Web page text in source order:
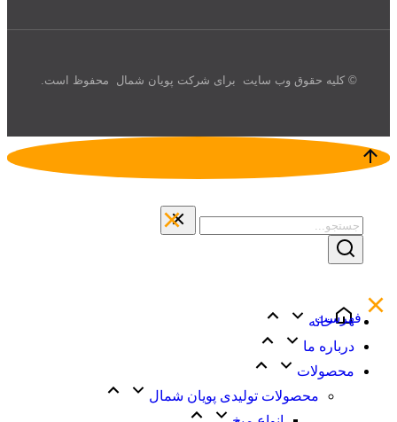
© کلیه حقوق وب سایت برای شرکت پویان شمال محفوظ است.
فهرست
خانه
درباره ما
محصولات
محصولات تولیدی پویان شمال